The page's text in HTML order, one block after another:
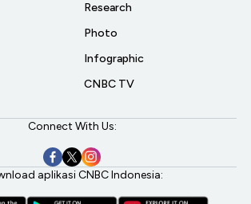
Research
Photo
Infographic
CNBC TV
Connect With Us:
aplikasi CNBC Indonesia: